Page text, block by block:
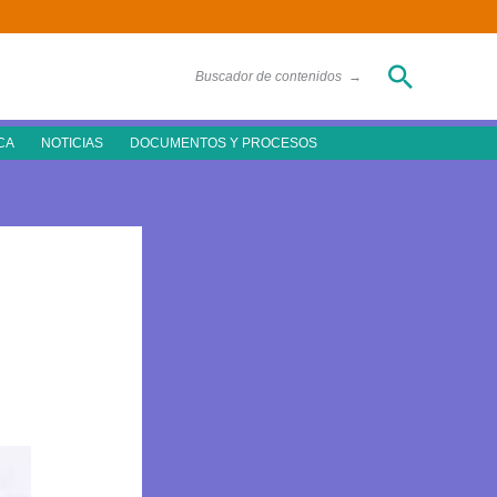
Buscador de contenidos → Buscar
NOTICIAS DOCUMENTOS Y PROCESOS